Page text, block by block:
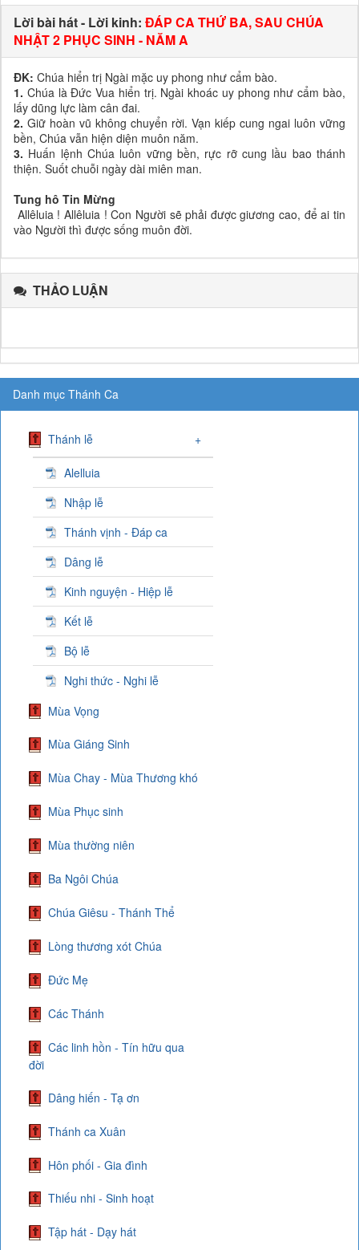
Lời bài hát - Lời kinh: ĐÁP CA THỨ BA, SAU CHÚA
NHẬT 2 PHỤC SINH - NĂM A
ĐK: Chúa hiển trị Ngài mặc uy phong như cẩm bào.
1. Chúa là Đức Vua hiển trị. Ngài khoác uy phong như cẩm bào,
lấy dũng lực làm cân đai.
2. Giữ hoàn vũ không chuyển rời. Vạn kiếp cung ngai luôn vững
bền, Chúa vẫn hiện diện muôn năm.
3. Huấn lệnh Chúa luôn vững bền, rực rỡ cung lầu bao thánh
thiện. Suốt chuỗi ngày dài miên man.
Tung hô Tin Mừng
Allêluia ! Allêluia ! Con Người sẽ phải được giương cao, để ai tin
vào Người thì được sống muôn đời.
THẢO LUẬN
Danh mục Thánh Ca
Thánh lễ +
Alelluia
Nhập lễ
Thánh vịnh - Đáp ca
Dâng lễ
Kinh nguyện - Hiệp lễ
Kết lễ
Bộ lễ
Nghi thức - Nghi lễ
Mùa Vọng
Mùa Giáng Sinh
Mùa Chay - Mùa Thương khó
Mùa Phục sinh
Mùa thường niên
Ba Ngôi Chúa
Chúa Giêsu - Thánh Thể
Lòng thương xót Chúa
Đức Mẹ
Các Thánh
Các linh hồn - Tín hữu qua
đời
Dâng hiến - Tạ ơn
Thánh ca Xuân
Hôn phối - Gia đình
Thiếu nhi - Sinh hoạt
Tập hát - Dạy hát